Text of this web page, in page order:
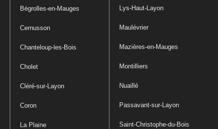
Bégrolles-en-Mauges
Cernusson
Chanteloup-les-Bois
Cholet
Cléré-sur-Layon
Coron
La Plaine
Lys-Haut-Layon
Maulévrier
Mazières-en-Mauges
Montilliers
Nuaillé
Passavant-sur-Layon
Saint-Christophe-du-Bois